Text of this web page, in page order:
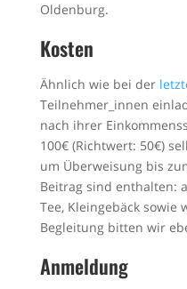
Oldenburg.
Kosten
Ähnlich wie bei der
Teilnehmer_innen
nach ihrer
100€ (Richtwert: 50€)
um Überweisung bis
Beitrag sind enthalten:
Tee, Kleingebäck sowie
Begleitung bitten wir
Anmeldung